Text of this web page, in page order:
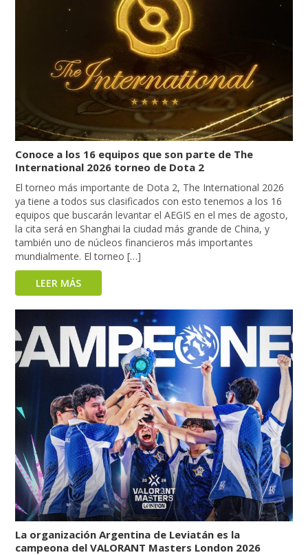
Conoce a los 16 equipos que son parte de The
International 2026 torneo de Dota 2
El torneo más importante de Dota 2, The International 2026
ya tiene a todos sus clasificados con esto tenemos a los 16
equipos que buscarán levantar el AEGIS en el mes de agosto,
la cita será en Shanghai la ciudad más grande de China, y
también uno de núcleos financieros más importantes
mundialmente. El torneo […]
LEER MÁS
La organización Argentina de Leviatán es la
campeona del VALORANT Masters London 2026